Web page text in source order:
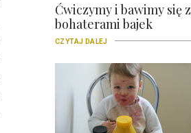
Ćwiczymy i bawimy się z
bohaterami bajek
CZYTAJ DALEJ